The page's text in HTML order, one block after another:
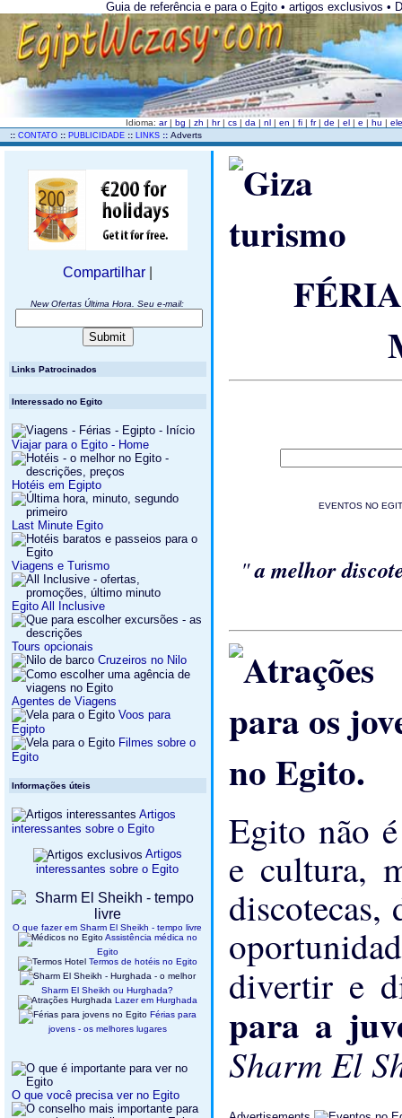
Guia de referência e para o Egito • artigos exclusivos •
Idioma:ar |bg |zh |hr |cs |da |nl |en |fi |fr |de |el |e |hu |
:: CONTATO :: PUBLICIDADE :: LINKS :: Adverts
Compartilhar
New Ofertas Última Hora. Seu e-mail:
Links Patrocinados
Interessado no Egito
Viajar para o Egito - Home
Hotéis em Egipto
Last Minute Egito
Viagens e Turismo
Egito All Inclusive
Tours opcionais
Cruzeiros no Nilo
Agentes de Viagens
Voos para
Egipto
Filmes sobre o
Egito
Informações úteis
Artigos
interessantes sobre o Egito
Artigos
interessantes sobre o Egito
O que fazer em Sharm El Sheikh - tempo livre
Assistência médica no
Egito
Termos de hotéis no Egito
Sharm El Sheikh ou Hurghada?
Lazer em Hurghada
Férias para
jovens - os melhores lugares
O que você precisa ver no Egito
EVENTOS NO
"a melhor
Egito não
e cultura,
discotecas,
divertir e
para a
Sharm El